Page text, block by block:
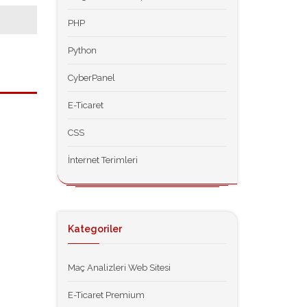
PHP
Python
CyberPanel
E-Ticaret
CSS
İnternet Terimleri
Kategoriler
Maç Analizleri Web Sitesi
E-Ticaret Premium